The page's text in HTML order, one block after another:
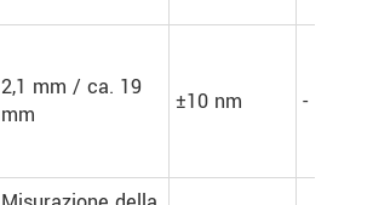
2,1 mm / ca. 19
mm
±10 nm
-